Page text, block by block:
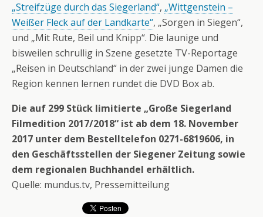
„Streifzüge durch das Siegerland“, „Wittgenstein –
Weißer Fleck auf der Landkarte“, „Sorgen in Siegen“,
und „Mit Rute, Beil und Knipp“. Die launige und
bisweilen schrullig in Szene gesetzte TV-Reportage
„Reisen in Deutschland“ in der zwei junge Damen die
Region kennen lernen rundet die DVD Box ab.
Die auf 299 Stück limitierte „Große Siegerland
Filmedition 2017/2018“ ist ab dem 18. November
2017 unter dem Bestelltelefon 0271-6819606, in
den Geschäftsstellen der Siegener Zeitung sowie
dem regionalen Buchhandel erhältlich.
Quelle: mundus.tv, Pressemitteilung